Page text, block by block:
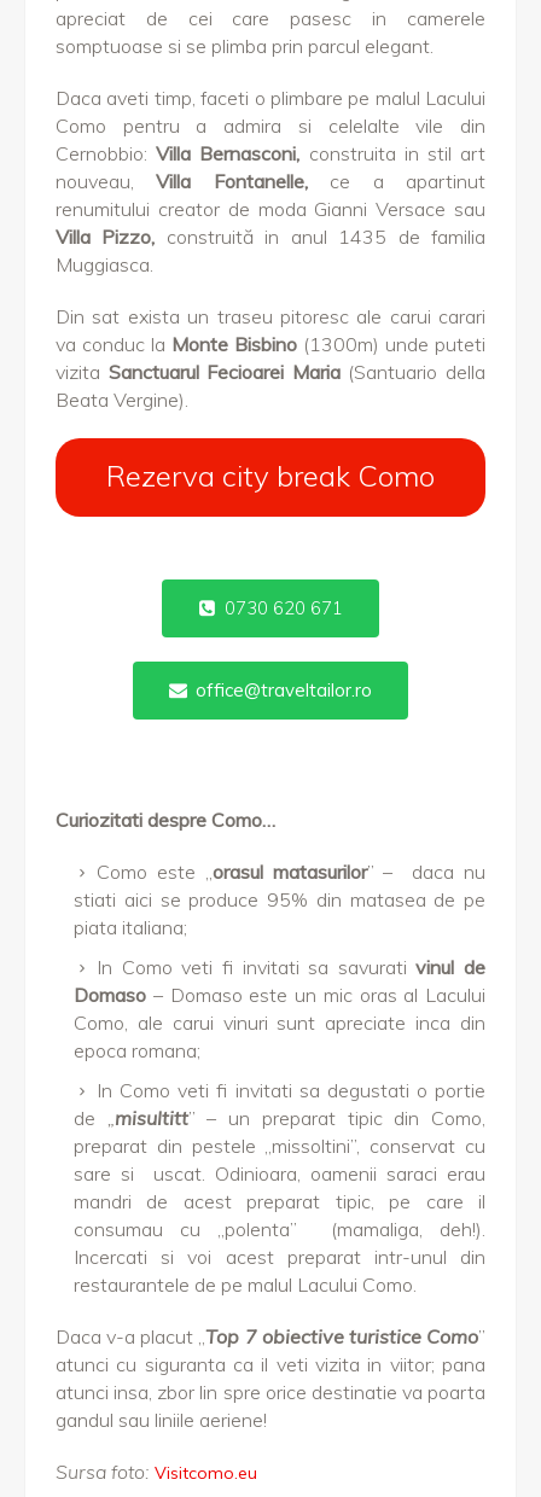
apreciat de cei care pasesc in camerele
somptuoase si se plimba prin parcul elegant.
Daca aveti timp, faceti o plimbare pe malul Lacului
Como pentru a admira si celelalte vile din
Cernobbio:Villa Bernasconi, construita in stil art
nouveau,Villa Fontanelle,ce a apartinut
renumitului creator de moda Gianni Versace sau
Villa Pizzo, construită in anul 1435 de familia
Muggiasca.
Din sat exista un traseu pitoresc ale carui carari
va conduc la Monte Bisbino (1300m) unde puteti
vizita Sanctuarul Fecioarei Maria(Santuario della
Beata Vergine).
Rezerva city break Como
0730 620 671
office@traveltailor.ro
Curiozitati despre Como…
Como este „ orasul matasurilor” – daca nu
stiati aici se produce 95% din matasea de pe
piata italiana;
In Como veti fi invitati sa savurativinul de
Domaso – Domaso este un mic oras al Lacului
Como, ale carui vinuri sunt apreciate inca din
epoca romana;
In Como veti fi invitati sa degustati o portie
de
misultitt” – un preparat tipic din Como,
preparat din pestele „missoltini”, conservat cu
sare si uscat. Odinioara, oamenii saraci erau
mandri de acest preparat tipic, pe care il
consumau cu „polenta” (mamaliga, deh!).
Incercati si voi acest preparat intr-unul din
restaurantele de pe malul Lacului Como.
Daca v-a placut „Top 7 obiective turistice Como”
atunci cu siguranta ca il veti vizita in viitor; pana
atunci insa, zbor lin spre orice destinatie va poarta
gandul sau liniile aeriene!
Sursa foto: Visitcomo.eu